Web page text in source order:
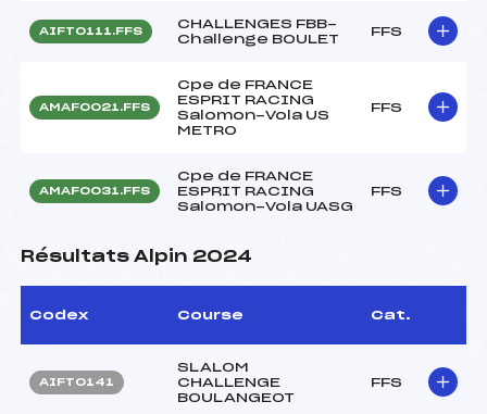
AIFT0111.FFS
CHALLENGES FBB-
Challenge BOULET
FFS
AMAF0021.FFS
Cpe de FRANCE
ESPRIT RACING
Salomon-Vola US
METRO
FFS
AMAF0031.FFS
Cpe de FRANCE
ESPRIT RACING
Salomon-Vola UASG
FFS
Résultats Alpin 2024
Codex Course Cat.
AIFT0141
SLALOM
CHALLENGE
BOULANGEOT
FFS